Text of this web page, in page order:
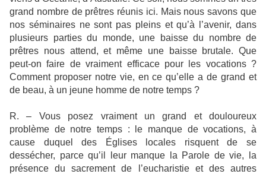
grand nombre de prêtres réunis ici. Mais nous savons que
nos séminaires ne sont pas pleins et qu’à l’avenir, dans
plusieurs parties du monde, une baisse du nombre de
prêtres nous attend, et même une baisse brutale. Que
peut-on faire de vraiment efficace pour les vocations ?
Comment proposer notre vie, en ce qu’elle a de grand et
de beau, à un jeune homme de notre temps ?
R. – Vous posez vraiment un grand et douloureux
problème de notre temps : le manque de vocations, à
cause duquel des Églises locales risquent de se
dessécher, parce qu’il leur manque la Parole de vie, la
présence du sacrement de l’eucharistie et des autres